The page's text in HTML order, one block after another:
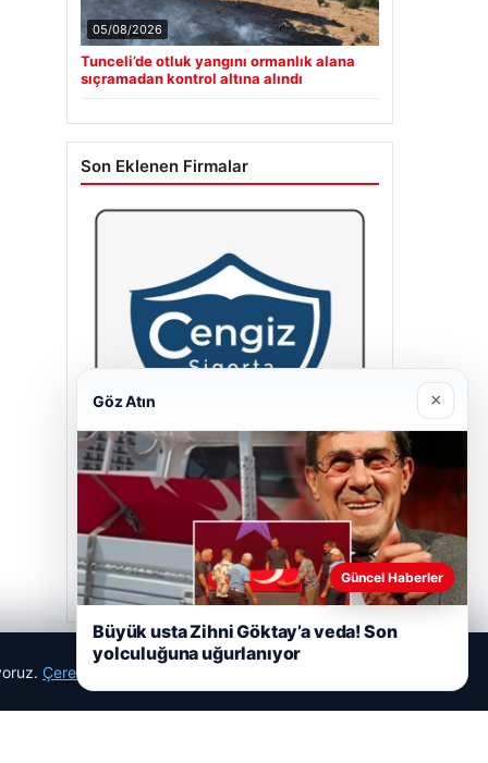
05/08/2026
Tunceli’de otluk yangını ormanlık alana
sıçramadan kontrol altına alındı
Son Eklenen Firmalar
Cengiz Sigorta
23/06/2026
Çerez Politikamız
Göz Atın ×
Güncel Haberler
Büyük usta Zihni Göktay’a veda! Son
yolculuğuna uğurlanıyor